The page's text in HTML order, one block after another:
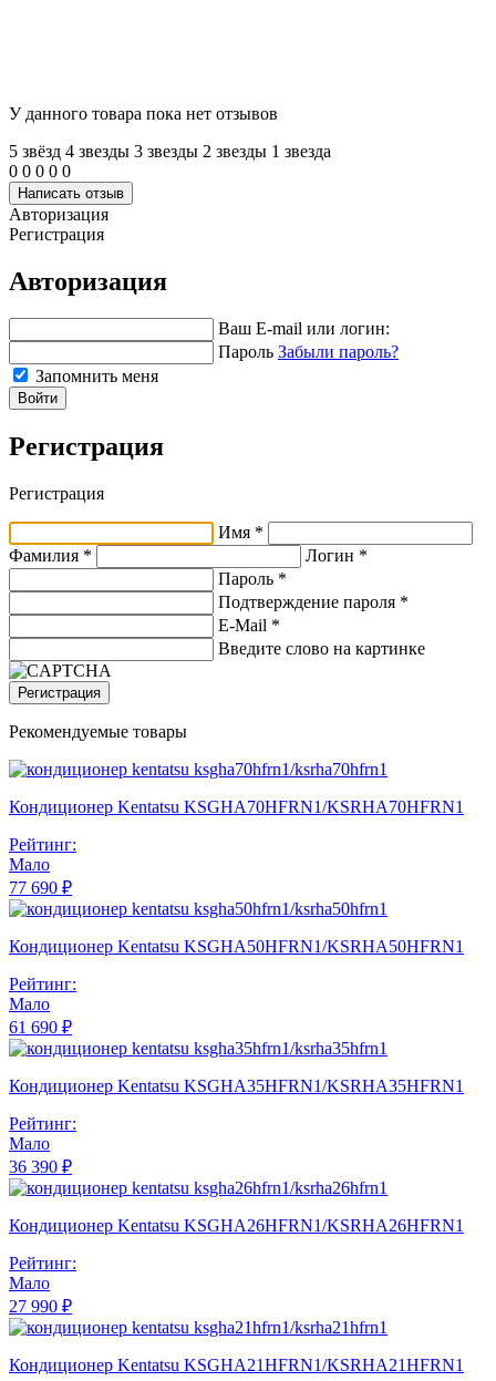
У данного товара пока нет отзывов
5 звёзд 4 звeзды 3 звeзды 2 звeзды 1 звeзда
0 0 0 0 0
Написать отзыв
Авторизация
Регистрация
Авторизация
Ваш E-mail или логин:
Пароль Забыли пароль?
Запомнить меня
Войти
Регистрация
Регистрация
Имя *
Фамилия *
Логин *
Пароль *
Подтверждение пароля *
E-Mail *
Введите слово на картинке
Регистрация
Рекомендуемые товары
Кондиционер Kentatsu KSGHA70HFRN1/KSRHA70HFRN1
Рейтинг:
Мало
77 690 ₽
Кондиционер Kentatsu KSGHA50HFRN1/KSRHA50HFRN1
Рейтинг:
Мало
61 690 ₽
Кондиционер Kentatsu KSGHA35HFRN1/KSRHA35HFRN1
Рейтинг:
Мало
36 390 ₽
Кондиционер Kentatsu KSGHA26HFRN1/KSRHA26HFRN1
Рейтинг:
Мало
27 990 ₽
Кондиционер Kentatsu KSGHA21HFRN1/KSRHA21HFRN1